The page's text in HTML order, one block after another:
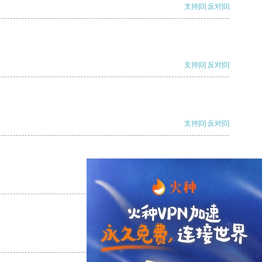
支持[0] 反对[0]
支持[0] 反对[0]
支持[0] 反对[0]
支持
支持[0] 反对[0]